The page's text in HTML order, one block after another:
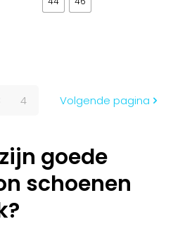
variaties.
kan
worden
4 Volgende pagina
goede
schoenen